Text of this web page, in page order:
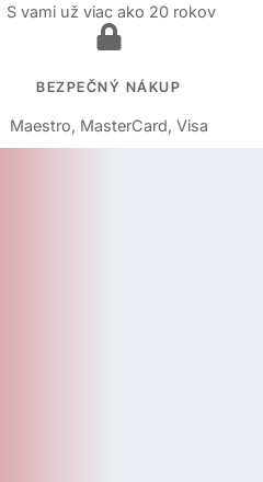
S vami už viac ako 20 rokov
BEZPEČNÝ NÁKUP
Maestro, MasterCard, Visa